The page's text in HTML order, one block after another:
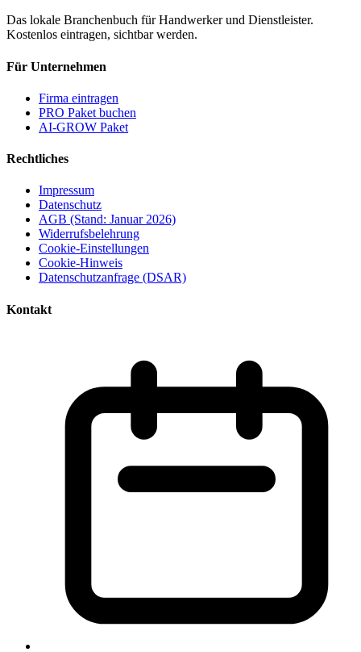
Das lokale Branchenbuch für Handwerker und Dienstleister.
Kostenlos eintragen, sichtbar werden.
Für Unternehmen
Firma eintragen
PRO Paket buchen
AI-GROW Paket
Rechtliches
Impressum
Datenschutz
AGB (Stand: Januar 2026)
Widerrufsbelehrung
Cookie-Einstellungen
Cookie-Hinweis
Datenschutzanfrage (DSAR)
Kontakt